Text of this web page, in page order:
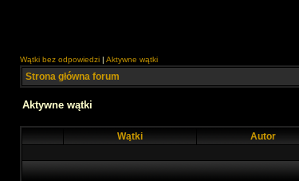
Wątki bez odpowiedzi | Aktywne wątki
Strona główna forum
Aktywne wątki
Wątki Autor